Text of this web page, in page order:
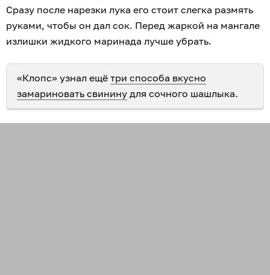
Сразу после нарезки лука его стоит слегка размять
руками, чтобы он дал сок. Перед жаркой на мангале
излишки жидкого маринада лучше убрать.
«Клопс» узнал ещё три способа вкусно
замариновать свинину для сочного шашлыка.